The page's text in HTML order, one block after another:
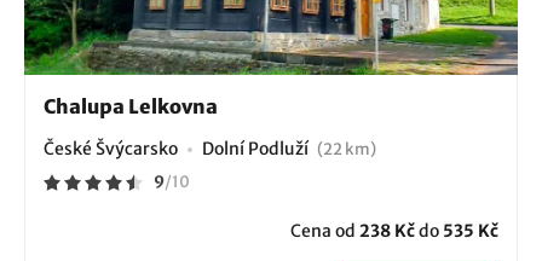
Chalupa Lelkovna
České Švýcarsko Dolní Podluží (22 km)
9/10
Cena od 238 Kčdo 535 Kč